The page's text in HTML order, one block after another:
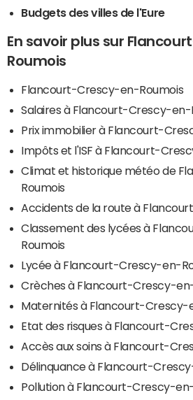
Budgets des villes de l'Eure
En savoir plus sur
Roumois
Flancourt-Crescy-en-Roumois
Salaires à Flancourt-Crescy-en-
Prix immobilier à Flancourt-
Impôts et l'ISF à Flancourt-
Climat et historique météo de
Roumois
Accidents de la route à
Classement des lycées à
Roumois
Lycée à Flancourt-Crescy-en-
Crèches à Flancourt-Crescy-
Maternités à Flancourt-Crescy-
Etat des risques à Flancourt-
Accès aux soins à Flancourt-
Délinquance à Flancourt-
Pollution à Flancourt-Crescy-